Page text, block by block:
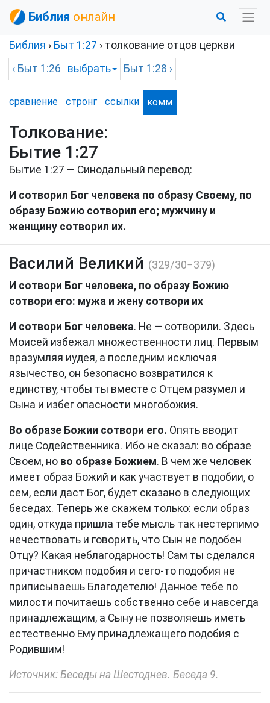
Библия онлайн
Библия › Быт 1:27 › толкование отцов церкви
‹ Быт 1:26 выбрать Быт 1:28 ›
сравнение стронг ссылки комм
Толкование:
Бытие 1:27
Бытие 1:27 — Синодальный перевод:
И сотворил Бог человека по образу Своему, по
образу Божию сотворил его; мужчину и
женщину сотворил их.
Василий Великий (329/30−379)
И сотвори Бог человека, по образу Божию
сотвори его: мужа и жену сотвори их
И сотвори Бог человека. Не — сотворили. Здесь
Моисей избежал множественности лиц. Первым
вразумляя иудея, а последним исключая
язычество, он безопасно возвратился к
единству, чтобы ты вместе с Отцем разумел и
Сына и избег опасности многобожия.
Во образе Божии сотвори его. Опять вводит
лице Содейственника. Ибо не сказал: во образе
Своем, но во образе Божием. В чем же человек
имеет образ Божий и как участвует в подобии, о
сем, если даст Бог, будет сказано в следующих
беседах. Теперь же скажем только: если образ
один, откуда пришла тебе мысль так нестерпимо
нечествовать и говорить, что Сын не подобен
Отцу? Какая неблагодарность! Сам ты сделался
причастником подобия и сего-то подобия не
приписываешь Благодетелю! Данное тебе по
милости почитаешь собственно себе и навсегда
принадлежащим, а Сыну не позволяешь иметь
естественно Ему принадлежащего подобия с
Родившим!
Источник: Беседы на Шестоднев. Беседа 9.